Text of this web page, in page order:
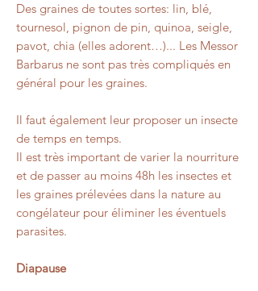
Des graines de toutes sortes: lin, blé,
tournesol, pignon de pin, quinoa, seigle,
pavot, chia (elles adorent…)... Les Messor
Barbarus ne sont pas très compliqués en
général pour les graines.
Il faut également leur proposer un insecte
de temps en temps.
Il est très important de varier la nourriture
et de passer au moins 48h les insectes et
les graines prélevées dans la nature au
congélateur pour éliminer les éventuels
parasites.
Diapause